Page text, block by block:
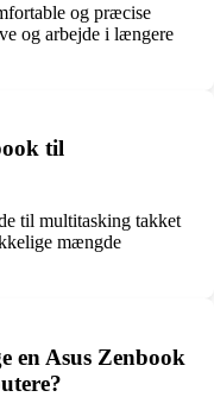
og præcise
og arbejde i længere
til
til multitasking takket
mængde
en Asus Zenbook